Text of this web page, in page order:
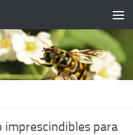
imprescindibles para